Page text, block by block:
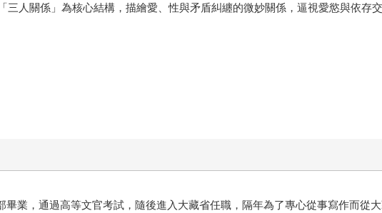
人關係」為核心結構，描繪愛、性與矛盾糾纏的微妙關係，逼視愛慾與依存
業，通過高等文官考試，隨後進入大藏省任職，隔年為了專心從事寫作而從